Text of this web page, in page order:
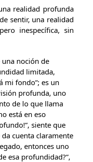
realidad profunda
sentir, una realidad
inespecífica, sin
noción de
limitada,
mi fondo”; es un
profunda, uno
de lo que llama
está en eso
siente que
cuenta claramente
entonces uno
esa profundidad?”,